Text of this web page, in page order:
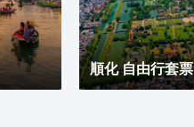
順化 自由行套票